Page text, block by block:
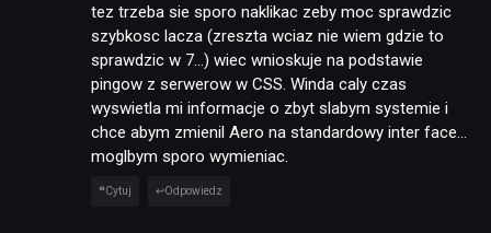
tez trzeba sie sporo naklikac zeby moc sprawdzic
szybkosc lacza (zreszta wciaz nie wiem gdzie to
sprawdzic w 7…) wiec wnioskuje na podstawie
pingow z serwerow w CSS. Winda caly czas
wyswietla mi informacje o zbyt slabym systemie i
chce abym zmienil Aero na standardowy inter face…
moglbym sporo wymieniac.
Cytuj Odpowiedz